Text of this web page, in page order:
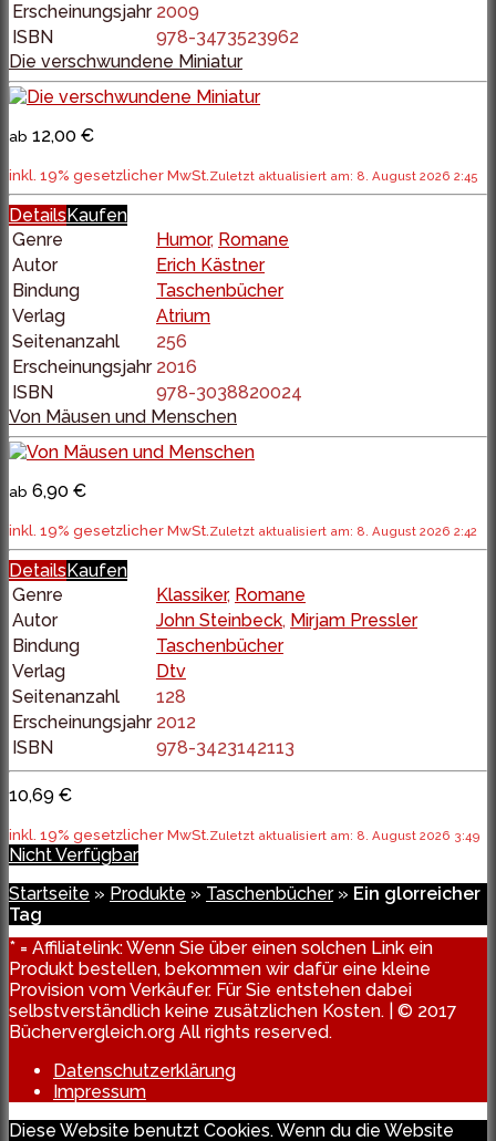
Erscheinungsjahr 2009
ISBN
978-3473523962
Die verschwundene Miniatur
ab 12,00 €
inkl. 19% gesetzlicher MwSt.Zuletzt aktualisiert am: 8. August 2026 2:45
Details Kaufen
Genre
Humor, Romane
Autor
Erich Kästner
Bindung
Taschenbücher
Verlag
Atrium
Seitenanzahl
256
Erscheinungsjahr 2016
ISBN
978-3038820024
Von Mäusen und Menschen
ab 6,90 €
inkl. 19% gesetzlicher MwSt.Zuletzt aktualisiert am: 8. August 2026 2:42
Details Kaufen
Genre
Klassiker, Romane
Autor
John Steinbeck, Mirjam Pressler
Bindung
Taschenbücher
Verlag
Dtv
Seitenanzahl
128
Erscheinungsjahr 2012
ISBN
978-3423142113
10,69 €
inkl. 19% gesetzlicher MwSt.Zuletzt aktualisiert am: 8. August 2026 3:49
Nicht Verfügbar
Startseite » Produkte » Taschenbücher» Ein glorreicher
Tag
* = Affiliatelink: Wenn Sie über einen solchen Link ein
Produkt bestellen, bekommen wir dafür eine kleine
Provision vom Verkäufer. Für Sie entstehen dabei
selbstverständlich keine zusätzlichen Kosten. | © 2017
Büchervergleich.org All rights reserved.
Datenschutzerklärung
Impressum
Diese Website benutzt Cookies. Wenn du die Website